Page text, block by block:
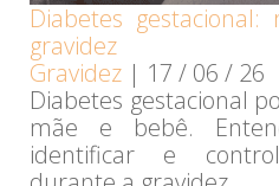
Diabetes
gravidez
Gravidez | 17 / 06 / 26
Diabetes gestacional
mãe e bebê.
identificar e